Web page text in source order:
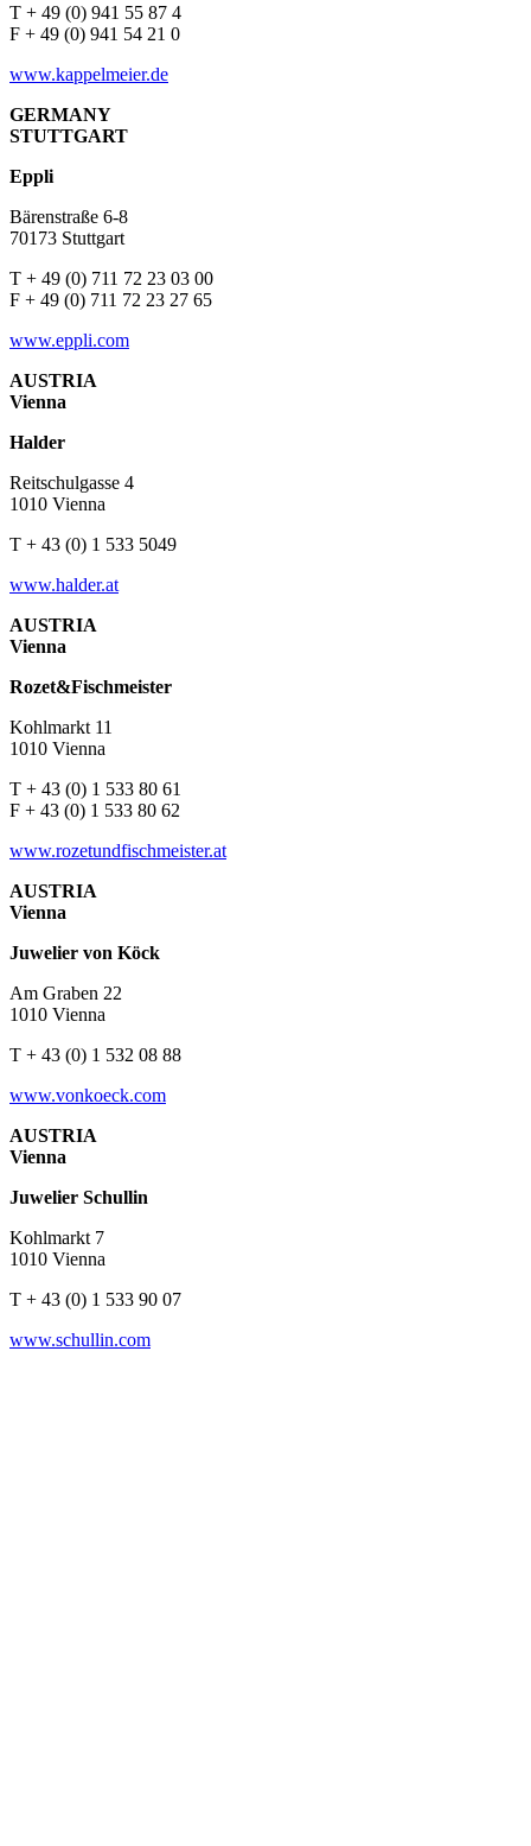
T + 49 (0) 941 55 87 4
F + 49 (0) 941 54 21 0
www.kappelmeier.de
GERMANY
STUTTGART
Eppli
Bärenstraße 6-8
70173 Stuttgart
T + 49 (0) 711 72 23 03 00
F + 49 (0) 711 72 23 27 65
www.eppli.com
AUSTRIA
Vienna
Halder
Reitschulgasse 4
1010 Vienna
T + 43 (0) 1 533 5049
www.halder.at
AUSTRIA
Vienna
Rozet&Fischmeister
Kohlmarkt 11
1010 Vienna
T + 43 (0) 1 533 80 61
F + 43 (0) 1 533 80 62
www.rozetundfischmeister.at
AUSTRIA
Vienna
Juwelier von Köck
Am Graben 22
1010 Vienna
T + 43 (0) 1 532 08 88
www.vonkoeck.com
AUSTRIA
Vienna
Juwelier Schullin
Kohlmarkt 7
1010 Vienna
T + 43 (0) 1 533 90 07
www.schullin.com